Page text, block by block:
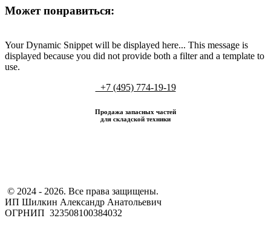
Может понравиться:
Your Dynamic Snippet will be displayed here... This message is
displayed because you did not provide both a filter and a template to
use.
+7 (495) 774-19-19
Продажа запасных частей
для складской техники
​ © 2024 - 2026. Все права защищены.
ИП Шилкин Александр Анатольевич
ОГРНИП 323508100384032